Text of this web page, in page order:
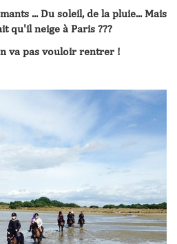
... Du soleil, de la pluie... Mais
qu'il neige à Paris ???
va pas vouloir rentrer !